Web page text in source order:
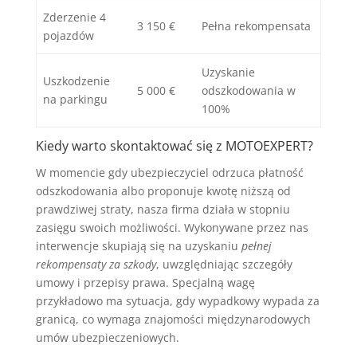
Zderzenie 4
pojazdów
3 150 € Pełna rekompensata
Uszkodzenie
na parkingu
5 000 €
Uzyskanie
odszkodowania w
100%
Kiedy warto skontaktować się z MOTOEXPERT?
W momencie gdy ubezpieczyciel odrzuca płatność
odszkodowania albo proponuje kwotę niższą od
prawdziwej straty, nasza firma działa w stopniu
zasięgu swoich możliwości. Wykonywane przez nas
interwencje skupiają się na uzyskaniu pełnej
rekompensaty za szkody, uwzględniając szczegóły
umowy i przepisy prawa. Specjalną wagę
przykładowo ma sytuacja, gdy wypadkowy wypada za
granicą, co wymaga znajomości międzynarodowych
umów ubezpieczeniowych.